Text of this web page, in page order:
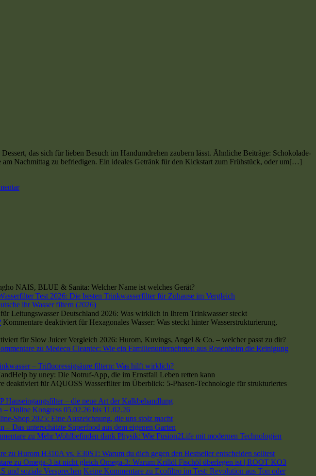
das sich für lieben Besuch im Handumdrehen zaubern lässt. Ähnliche Beiträge: Schokolade-
Nachmittag zu befriedigen. Ein ideales Getränk für den Kickstart zum Frühstück, oder um[…]
NAIS, BLUE & Sanita: Welcher Name ist welches Gerät?
Test 2026: Die besten Trinkwasserfilter für Zuhause im Vergleich
ihr Wasser filtern (2026)
für Leitungswasser Deutschland 2026: Was wirklich in Ihrem Trinkwasser steckt
Kommentare deaktiviert für Hexagonales Wasser: Was steckt hinter Wasserstrukturierung,
für Slow Juicer Vergleich 2026: Hurom, Kuvings, Angel & Co. – welcher passt zu dir?
zu Medeco Cleantec: Wie ein Familienunternehmen aus Rosenheim die Reinigung
– Trifluoressigsäure filtern: Was hilft wirklich?
by uney: Die Notruf-App, die im Ernstfall Leben retten kann
deaktiviert für AQUOSS Wasserfilter im Überblick: 5-Phasen-Technologie für strukturiertes
Hauseingangsfilter – die neue Art der Kalkbehandlung
– Online Kongress 05.02.26 bis 11.02.26
Shop 2025: Eine Auszeichnung, die uns stolz macht
– Das unterschätzte Superfood aus dem eigenen Garten
zu Mehr Wohlbefinden dank Physik: Wie Fusion2Life mit modernen Technologien
zu Hurom H310A vs. E30ST: Warum du dich gegen den Bestseller entscheiden solltest
zu Omega-3 ist nicht gleich Omega-3: Warum Krillöl Fischöl überlegen ist | ROOT KO3
und soziale Versprechen Keine Kommentare zu Ecofiltro im Test: Revolution aus Ton oder